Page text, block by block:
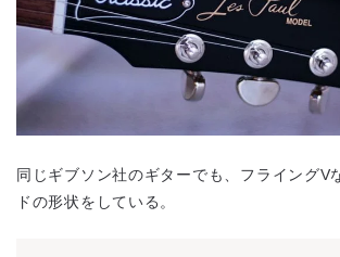
同じギブソン社のギターでも、フライングV
ドの形状をしている。